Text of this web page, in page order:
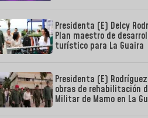
Presidenta (E) Delcy
Plan maestro de
turístico para La Guaira
Presidenta (E)
obras de rehabilitación
Militar de Mamo en La